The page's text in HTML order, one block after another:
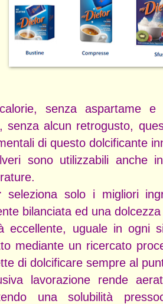
senza aspartame e
senza alcun retrogusto,
di questo dolcificante
sono utilizzabili anche
seleziona solo i migliori
bilanciata ed una
eccellente, uguale in ogni
mediante un ricercato
di dolcificare sempre al
lavorazione rende
una solubilità